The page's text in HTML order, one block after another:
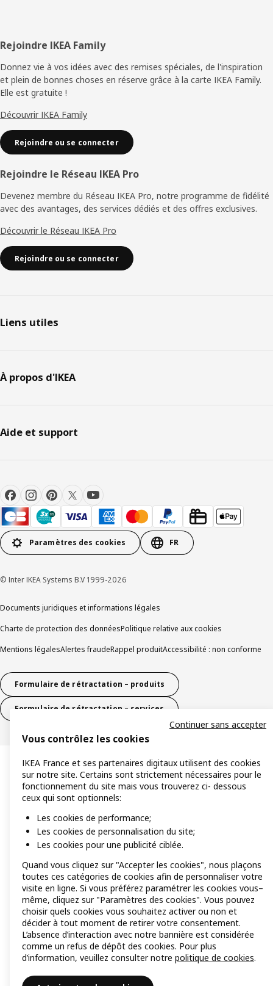
Pied
de
page
Rejoindre IKEA Family
Donnez vie à vos idées avec des remises spéciales, de l'inspiration
et plein de bonnes choses en réserve grâce à la carte IKEA Family.
Elle est gratuite !
Découvrir IKEA Family
Rejoindre ou se connecter
Rejoindre le Réseau IKEA Pro
Devenez membre du Réseau IKEA Pro, notre programme de fidélité
avec des avantages, des services dédiés et des offres exclusives.
Découvrir le Réseau IKEA Pro
Rejoindre ou se connecter
Liens utiles
À propos d'IKEA
Aide et support
Paramètres des cookies FR
© Inter IKEA Systems B.V 1999-2026
Documents juridiques et informations légales
Charte de protection des donnéesPolitique relative aux cookies
Mentions légalesAlertes fraudeRappel produitAccessibilité : non conforme
Formulaire de rétractation – produits
Formulaire de rétractation – services
Vous contrôlez les cookies
IKEA France et ses partenaires digitaux utilisent des cookies
sur notre site. Certains sont strictement nécessaires pour le
fonctionnement du site mais vous trouverez ci- dessous
ceux qui sont optionnels:
Les cookies de performance;
Les cookies de personnalisation du site;
Les cookies pour une publicité ciblée.
Quand vous cliquez sur "Accepter les cookies", nous plaçons
toutes ces catégories de cookies afin de personnaliser votre
visite en ligne. Si vous préférez paramétrer les cookies vous–
même, cliquez sur "Paramètres des cookies". Vous pouvez
choisir quels cookies vous souhaitez activer ou non et
décider à tout moment de retirer votre consentement.
L’absence d’interaction avec notre bannière est considérée
comme un refus de dépôt des cookies. Pour plus
d’information, veuillez consulter notre politique de cookies.
Continuer sans accepter